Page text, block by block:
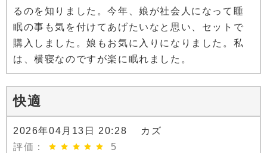
るのを知りました。今年、娘が社会人になって睡
眠の事も気を付けてあげたいなと思い、セットで
購入しました。娘もお気に入りになりました。私
は、横寝なのですが楽に眠れました。
快適
2026年04月13日 20:28 カズ
評価：
5